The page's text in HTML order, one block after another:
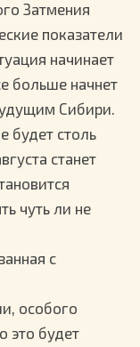
Затмения
показатели
начинает
больше начнет
Сибири.
будет столь
станет
чуть ли не
с
особого
это будет